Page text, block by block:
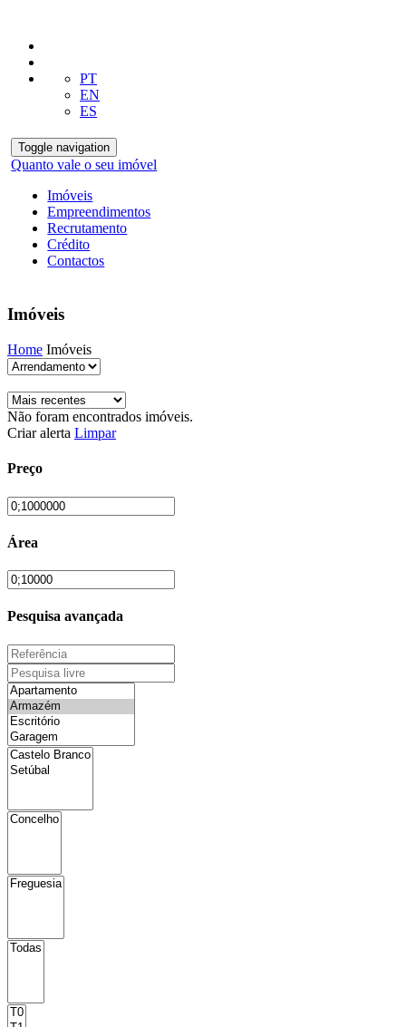
PT
EN
ES
Toggle navigation
Quanto vale o seu imóvel
Imóveis
Empreendimentos
Recrutamento
Crédito
Contactos
Imóveis
Home Imóveis
Não foram encontrados imóveis.
Criar alerta Limpar
Preço
Área
Pesquisa avançada